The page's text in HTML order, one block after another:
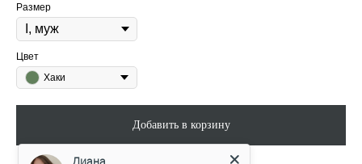
Размер
Цвет
Хаки
Добавить в корзину
Диана